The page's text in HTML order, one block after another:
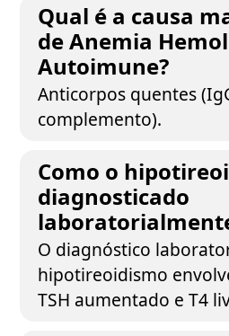
Qual é a causa
de Anemia
Autoimune?
Anticorpos quentes
complemento).
Como o
diagnosticado
O diagnóstico
hipotireoidismo
TSH aumentado e T4